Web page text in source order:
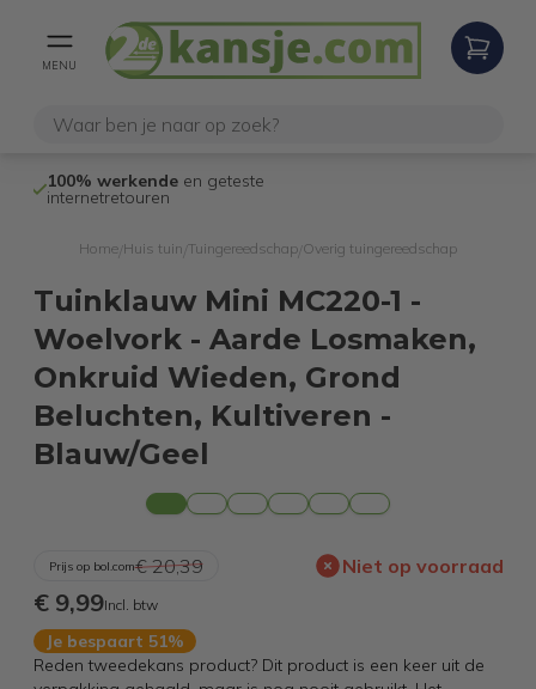
MENU
100% werkende en geteste
internetretouren
Home Huis tuin Tuingereedschap Overig tuingereedschap
Tuinklauw Mini MC220-1 -
Woelvork - Aarde Losmaken,
Onkruid Wieden, Grond
Beluchten, Kultiveren -
Blauw/Geel
Prijs op bol.com€ 20,39 Niet op voorraad
€ 9,99Incl. btw
Je bespaart 51%
Reden tweedekans product? Dit product is een keer uit de